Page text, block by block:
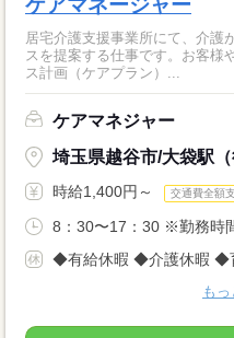
ケアマネージャー
居宅介護支援事業所にて、介護
スを提案する仕事です。お客様
ス計画（ケアプラン）...
ケアマネジャー
埼玉県越谷市/大袋駅（
時給1,400円～ 交通費全額
8：30〜17：30 ※勤務時
◆有給休暇 ◆介護休暇 ◆
も